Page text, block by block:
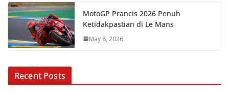
MotoGP Prancis 2026 Penuh
Ketidakpastian di Le Mans
May 8, 2026
Recent Posts